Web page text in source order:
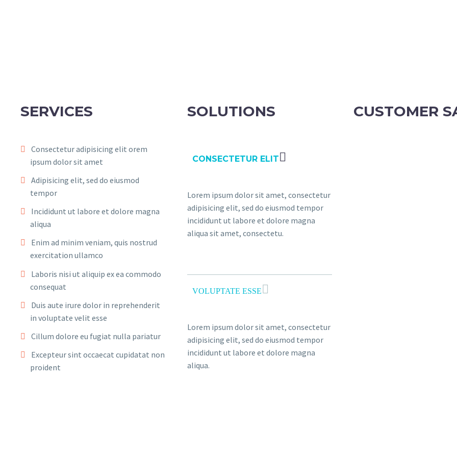
SERVICES
Consectetur adipisicing elit orem
ipsum dolor sit amet
Adipisicing elit, sed do eiusmod
tempor
Incididunt ut labore et dolore magna
aliqua
Enim ad minim veniam, quis nostrud
exercitation ullamco
Laboris nisi ut aliquip ex ea commodo
consequat
Duis aute irure dolor in reprehenderit
in voluptate velit esse
Cillum dolore eu fugiat nulla pariatur
Excepteur sint occaecat cupidatat non
proident
SOLUTIONS
CONSECTETUR ELIT
Lorem ipsum dolor sit amet, consectetur
adipisicing elit, sed do eiusmod tempor
incididunt ut labore et dolore magna
aliqua sit amet, consectetu.
VOLUPTATE ESSE
Lorem ipsum dolor sit amet, consectetur
adipisicing elit, sed do eiusmod tempor
incididunt ut labore et dolore magna
aliqua.
CUSTOMER